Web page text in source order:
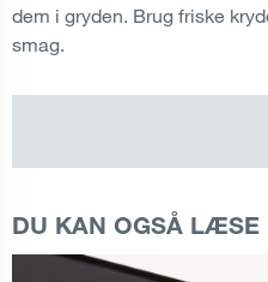
dem i gryden. Brug friske
smag.
DU KAN OGSÅ LÆSE